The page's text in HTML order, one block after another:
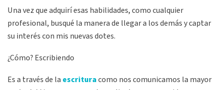
Una vez que adquirí esas habilidades, como cualquier
profesional, busqué la manera de llegar a los demás y captar
su interés con mis nuevas dotes.
¿Cómo? Escribiendo
Es a través de la escrituracomo nos comunicamos la mayor